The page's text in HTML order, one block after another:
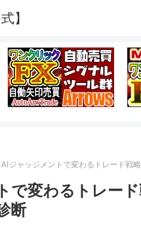
】
AIジャッジメントで変わるトレード戦
で変わるトレー
断